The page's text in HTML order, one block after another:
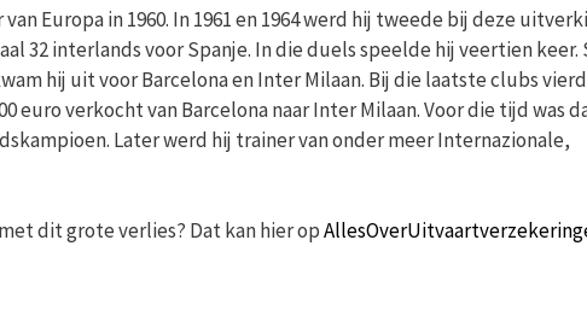
Europa in 1960. In 1961 en 1964 werd hij tweede bij deze
32 interlands voor Spanje. In die duels speelde hij veertien keer.
hij uit voor Barcelona en Inter Milaan. Bij die laatste clubs
euro verkocht van Barcelona naar Inter Milaan. Voor die tijd was
Later werd hij trainer van onder meer Internazionale,
dit grote verlies? Dat kan hier op